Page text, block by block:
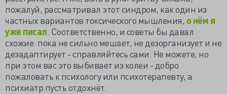
пожалуй, рассматривал этот синдром, как один из
частных вариантов токсического мышления, о нём я
уже писал . Соответственно, и советы бы давал
схожие: пока не сильно мешает, не дезорганизует и не
дезадаптирует - справляйтесь сами. Не можете, но
при этом вас это выбивает из колеи - добро
пожаловать к психологу или психотерапевту, а
психиатр пусть отдохнёт.